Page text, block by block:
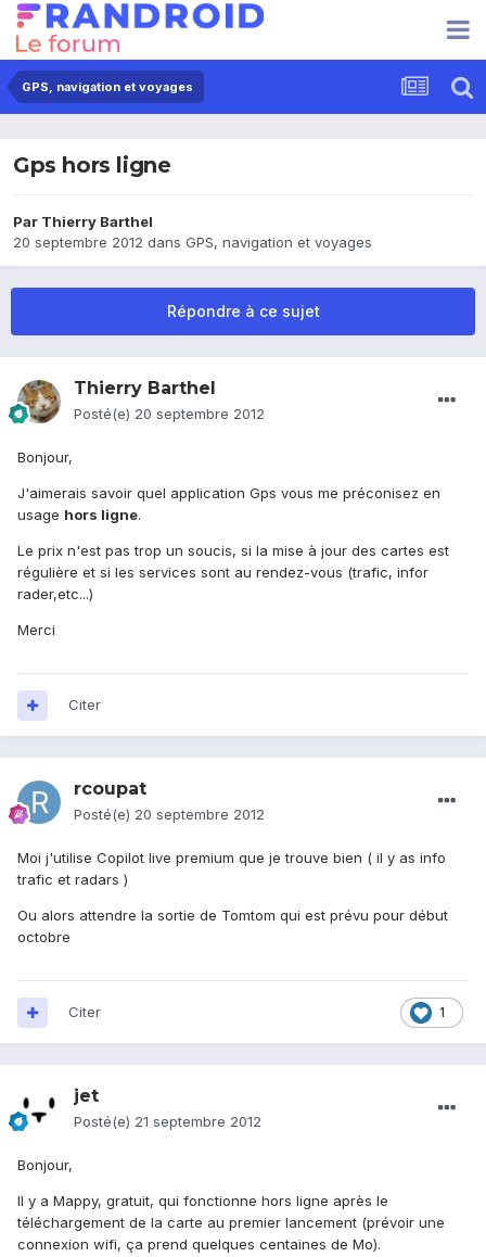
GPS, navigation et voyages
Gps hors ligne
Par Thierry Barthel
20 septembre 2012 dans GPS, navigation et voyages
Répondre à ce sujet
Thierry Barthel
Posté(e) 20 septembre 2012
Bonjour,
J'aimerais savoir quel application Gps vous me préconisez en
usage hors ligne.
Le prix n'est pas trop un soucis, si la mise à jour des cartes est
régulière et si les services sont au rendez-vous (trafic, infor
rader,etc...)
Merci
Citer
rcoupat
Posté(e) 20 septembre 2012
Moi j'utilise Copilot live premium que je trouve bien ( il y as info
trafic et radars )
Ou alors attendre la sortie de Tomtom qui est prévu pour début
octobre
1
Citer
jet
Posté(e) 21 septembre 2012
Bonjour,
Il y a Mappy, gratuit, qui fonctionne hors ligne après le
téléchargement de la carte au premier lancement (prévoir une
connexion wifi, ça prend quelques centaines de Mo).